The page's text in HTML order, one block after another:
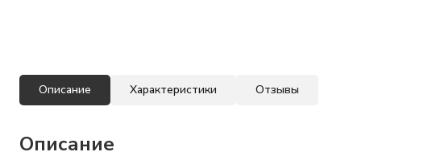
Описание Характеристики Отзывы
Описание